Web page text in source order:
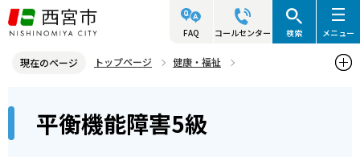
こ
の
ジ
先
FAQ コールセンター 検索 メニュー
現在のページ トップページ
健康・福祉
聴覚・平衡機能障害
平衡機能障害5級
こ
平衡機能障害5級